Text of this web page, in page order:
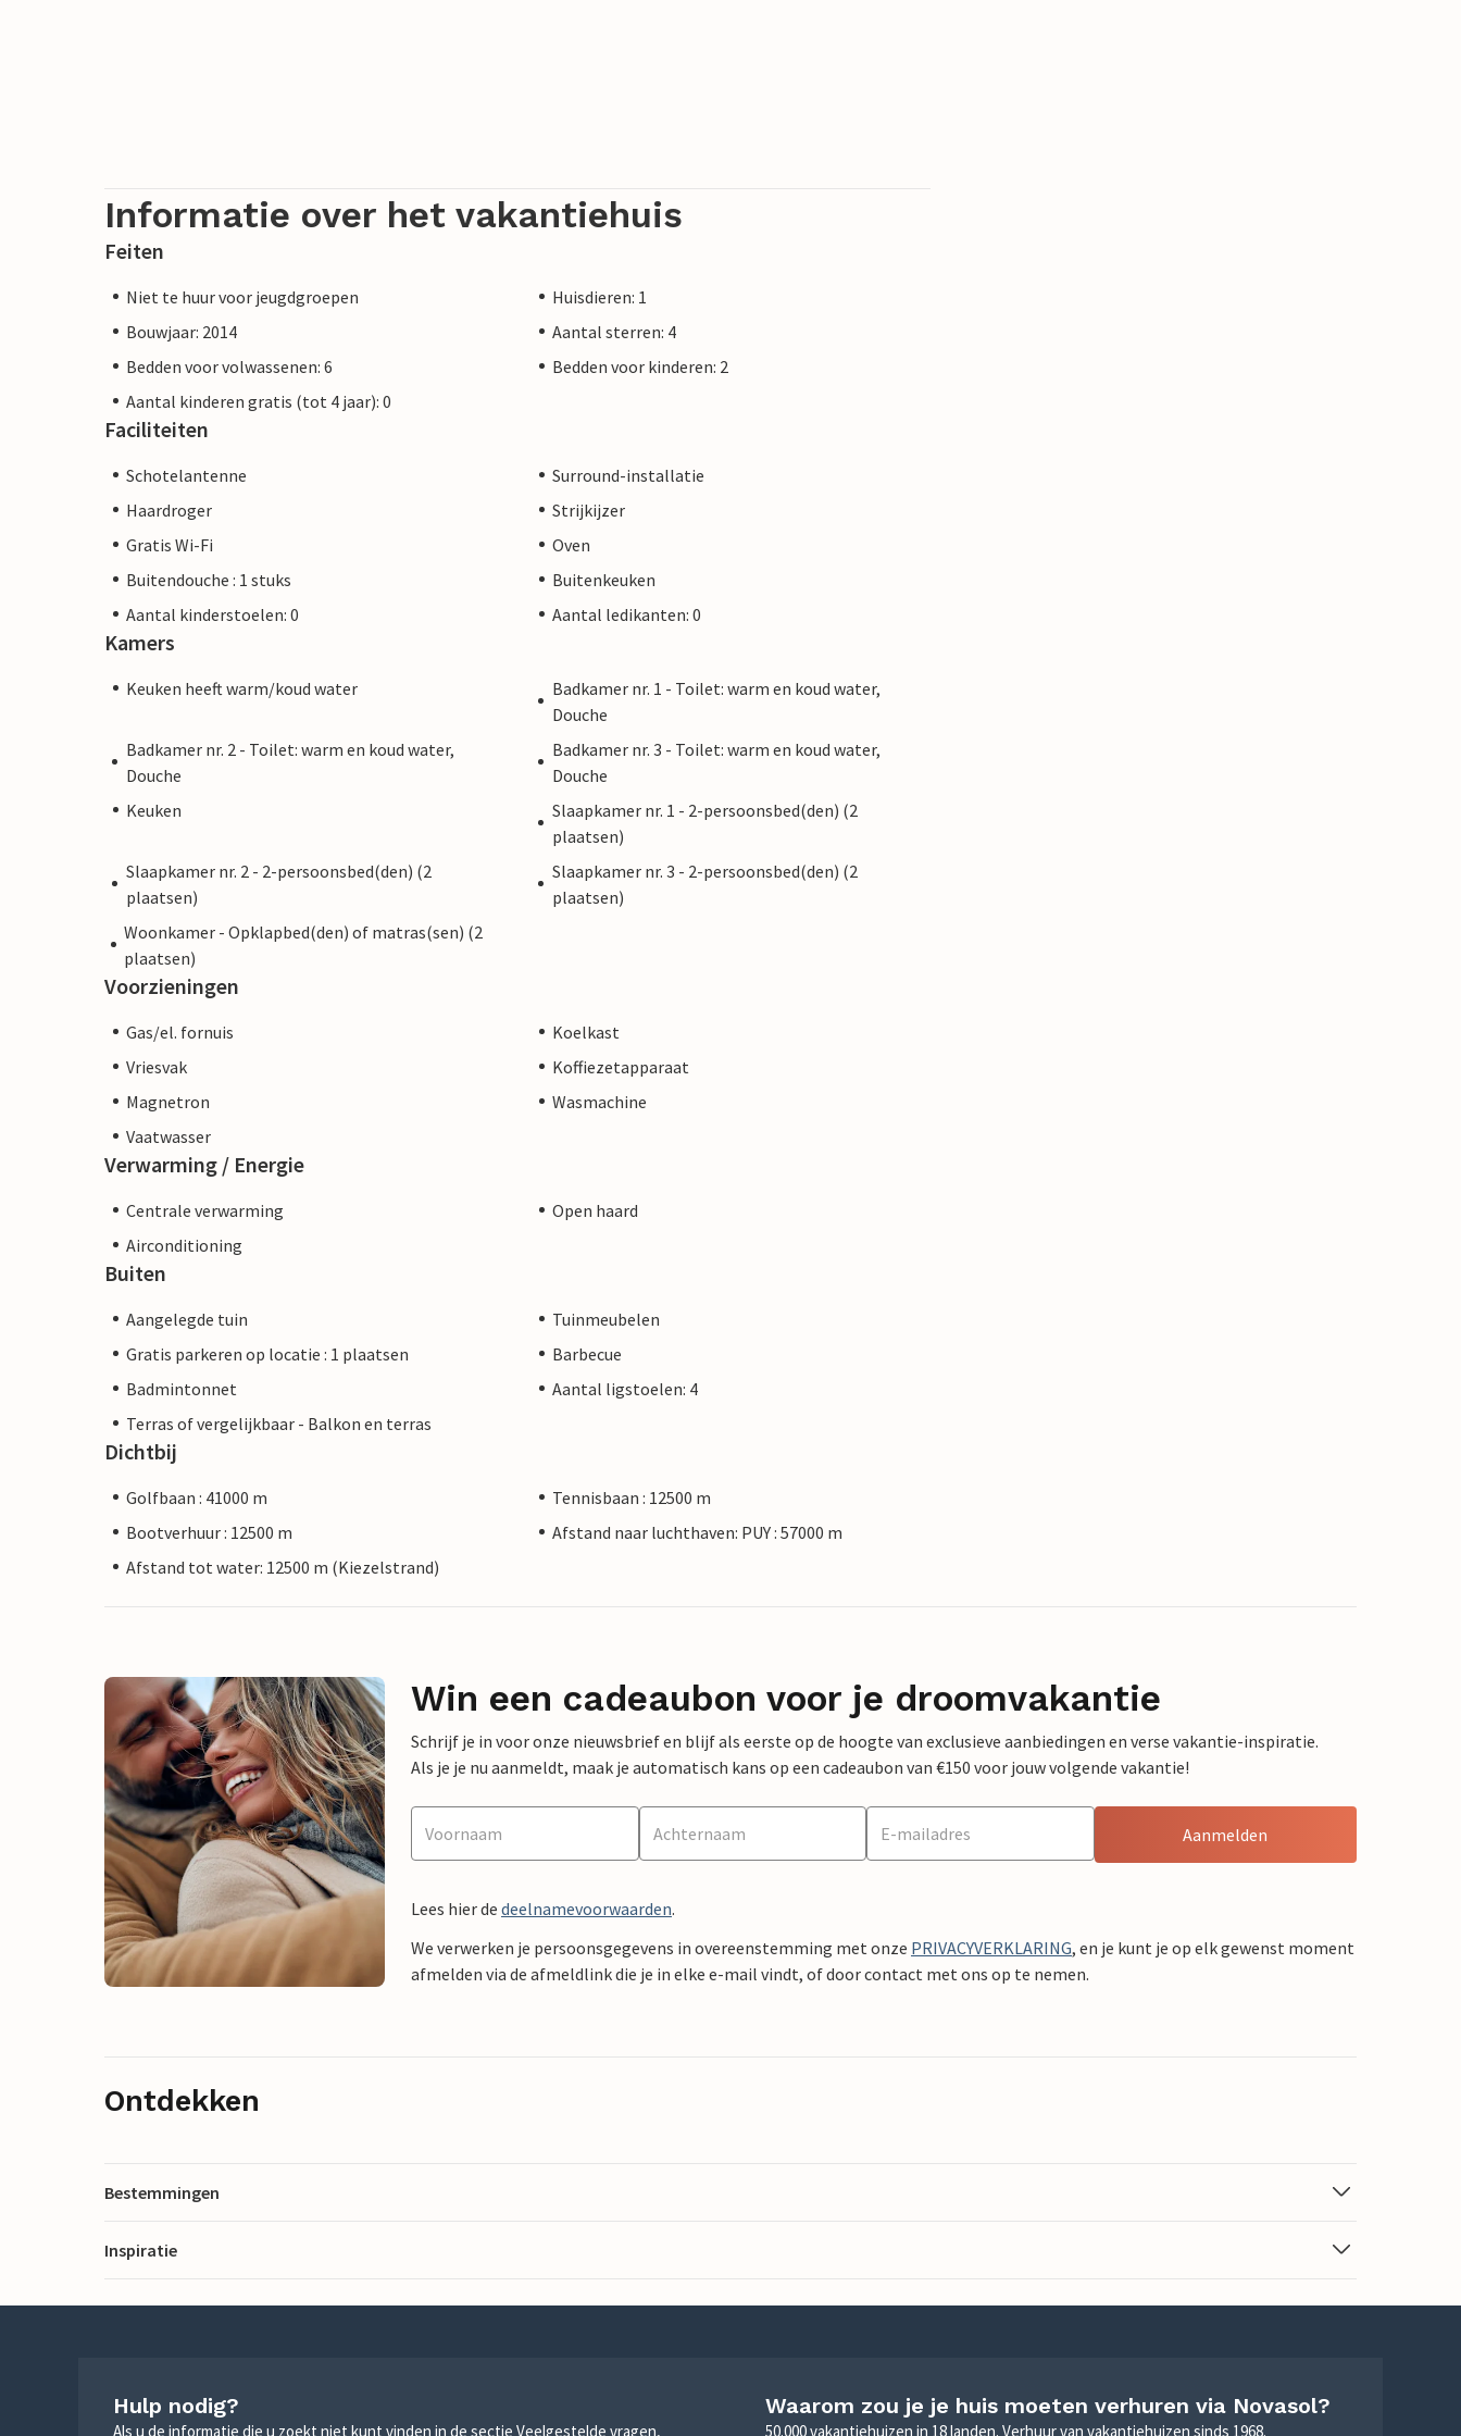
Informatie over het vakantiehuis
Feiten
Niet te huur voor jeugdgroepen
Huisdieren: 1
Bouwjaar: 2014
Aantal sterren: 4
Bedden voor volwassenen: 6
Bedden voor kinderen: 2
Aantal kinderen gratis (tot 4 jaar): 0
Faciliteiten
Schotelantenne
Surround-installatie
Haardroger
Strijkijzer
Gratis Wi-Fi
Oven
Buitendouche : 1 stuks
Buitenkeuken
Aantal kinderstoelen: 0
Aantal ledikanten: 0
Kamers
Keuken heeft warm/koud water
Badkamer nr. 1 - Toilet: warm en koud water,
Douche
Badkamer nr. 2 - Toilet: warm en koud water,
Douche
Badkamer nr. 3 - Toilet: warm en koud water,
Douche
Keuken
Slaapkamer nr. 1 - 2-persoonsbed(den) (2
plaatsen)
Slaapkamer nr. 2 - 2-persoonsbed(den) (2
plaatsen)
Slaapkamer nr. 3 - 2-persoonsbed(den) (2
plaatsen)
Woonkamer - Opklapbed(den) of matras(sen) (2
plaatsen)
Voorzieningen
Gas/el. fornuis
Koelkast
Vriesvak
Koffiezetapparaat
Magnetron
Wasmachine
Vaatwasser
Verwarming / Energie
Centrale verwarming
Open haard
Airconditioning
Buiten
Aangelegde tuin
Tuinmeubelen
Gratis parkeren op locatie : 1 plaatsen
Barbecue
Badmintonnet
Aantal ligstoelen: 4
Terras of vergelijkbaar - Balkon en terras
Dichtbij
Golfbaan : 41000 m
Tennisbaan : 12500 m
Bootverhuur : 12500 m
Afstand naar luchthaven: PUY : 57000 m
Afstand tot water: 12500 m (Kiezelstrand)
Win een cadeaubon voor je droomvakantie
Schrijf je in voor onze nieuwsbrief en blijf als eerste op de hoogte van exclusieve aanbiedingen en verse vakantie-inspiratie.
Als je je nu aanmeldt, maak je automatisch kans op een cadeaubon van €150 voor jouw volgende vakantie!
Aanmelden
Lees hier de deelnamevoorwaarden.
We verwerken je persoonsgegevens in overeenstemming met onze PRIVACYVERKLARING, en je kunt je op elk gewenst moment
afmelden via de afmeldlink die je in elke e-mail vindt, of door contact met ons op te nemen.
Ontdekken
Bestemmingen
Inspiratie
Hulp nodig?
Als u de informatie die u zoekt niet kunt vinden in de sectie Veelgestelde vragen,
Waarom zou je je huis moeten verhuren via Novasol?
50.000 vakantiehuizen in 18 landen. Verhuur van vakantiehuizen sinds 1968.